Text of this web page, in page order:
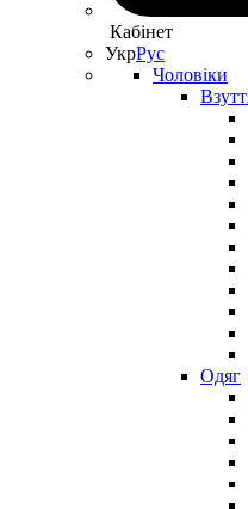
Кабінет
УкрРус
Чоловіки
Одяг